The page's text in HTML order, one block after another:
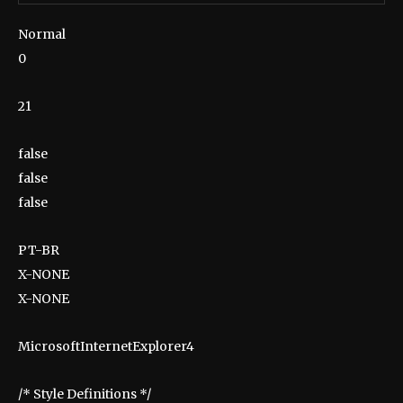
Normal
0
21
false
false
false
PT-BR
X-NONE
X-NONE
MicrosoftInternetExplorer4
/* Style Definitions */